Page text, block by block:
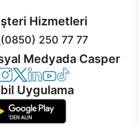
Hizmetleri
(0850) 250 77 77
Medyada Casper
Facebook
Instagram
Casper Twitter
Casper LinkedIn
Casper YouTube
Casper TikTok
Uygulama